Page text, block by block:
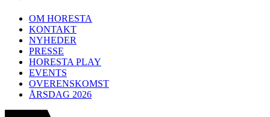
OM HORESTA
KONTAKT
NYHEDER
PRESSE
HORESTA PLAY
EVENTS
OVERENSKOMST
ÅRSDAG 2026